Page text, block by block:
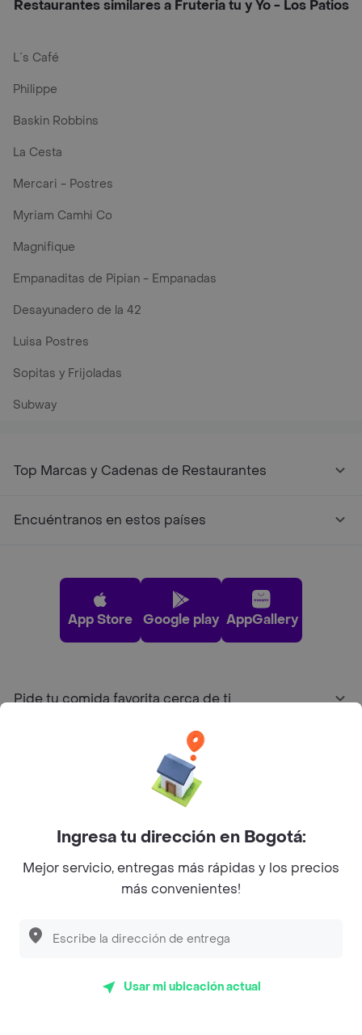
Restaurantes similares a Fruteria tu y Yo - Los Patios
L´s Café
Philippe
Baskin Robbins
La Cesta
Mercari - Postres
Myriam Camhi Co
Magnifique
Empanaditas de Pipian - Empanadas
Desayunadero de la 42
Luisa Postres
Sopitas y Frijoladas
Subway
Top Marcas y Cadenas de Restaurantes
Encuéntranos en estos países
App Store Google play AppGallery
Pide tu comida favorita cerca de ti
Sobre Rappi
Facebook
Twitter
Instagram
©2026Rappi Inc. All rights reserved.
Ingresa tu dirección en Bogotá:
Mejor servicio, entregas más rápidas y los precios
más convenientes!
Usar mi ubicación actual